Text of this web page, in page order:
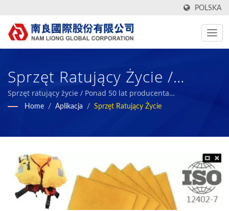
POLSKA
Sprzęt Ratujący Życie /
Producent Tkanin
Raportami ESG | Nam Liong
Sprzęt ratujący życie / Ponad 50 lat producenta
wysokowydajnych tkanin technicznych i gąbki z bio gumy |
Home / Aplikacja / Sprzęt Ratujący Życie